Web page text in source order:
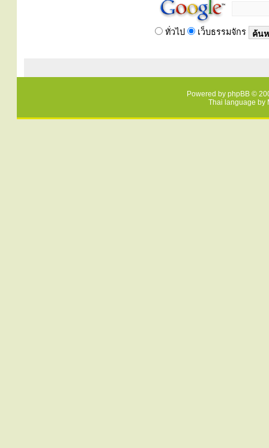
ทั่วไป เว็บธรรมจักร
Powered by phpBB ©
Thai language by